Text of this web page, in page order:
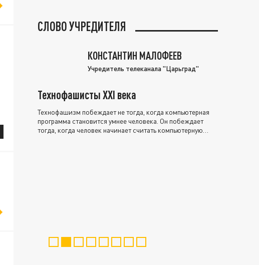
СЛОВО УЧРЕДИТЕЛЯ
КОНСТАНТИН МАЛОФЕЕВ
Учредитель телеканала "Царьград"
Технофашисты XXI века
Технофашизм побеждает не тогда, когда компьютерная
программа становится умнее человека. Он побеждает
тогда, когда человек начинает считать компьютерную